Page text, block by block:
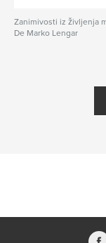
Zanimivosti iz življenja
De Marko Lengar